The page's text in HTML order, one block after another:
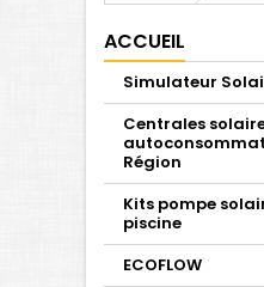
ACCUEIL
Simulateur
Centrales
Région
Kits pompe
piscine
ECOFLOW